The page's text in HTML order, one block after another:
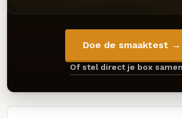
Doe de smaaktest →
Of stel direct je box